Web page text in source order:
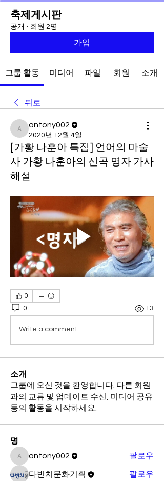
축제게시판
공개 · 회원 2명
가입
그룹 활동 미디어 파일 회원 소개
뒤로
antony002
antony002
2020년 12월 4일
[가황 나훈아 특집] 언어의 마술
사 가황 나훈아의 신곡 명자 가사
해설
0
0 13
Write a comment...
소개
그룹에 오신 것을 환영합니다. 다른 회원
과의 교류 및 업데이트 수신, 미디어 공유
등의 활동을 시작하세요.
명
antony002
antony002 팔로우
다빈치문화기획
팔로우